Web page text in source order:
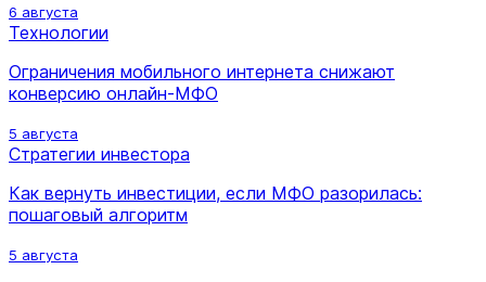
6 августа
Технологии
Ограничения мобильного интернета снижают
конверсию онлайн-МФО
5 августа
Стратегии инвестора
Как вернуть инвестиции, если МФО разорилась:
пошаговый алгоритм
5 августа